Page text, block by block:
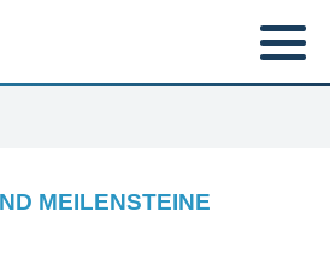
MEILENSTEINE